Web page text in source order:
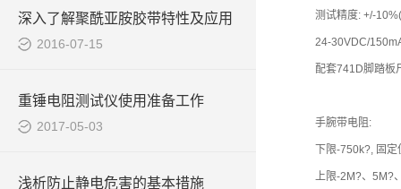
深入了解聚酰亚胺胶带特性及应用
2016-07-15
重锤电阻测试仪使用准备工作
2017-05-03
浅析防止静电危害的基本措施
测试精度: +/-
24-30VDC/
配套741D脚踏板
手腕带电阻:
下限-750k?, 固
上限-2M?、5M?